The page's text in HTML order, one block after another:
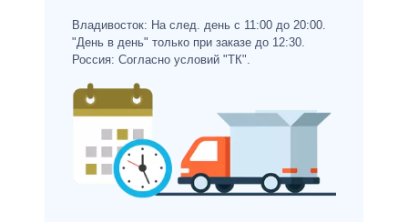
Владивосток: На след. день с 11:00 до 20:00.
"День в день" только при заказе до 12:30.
Россия: Согласно условий "ТК".